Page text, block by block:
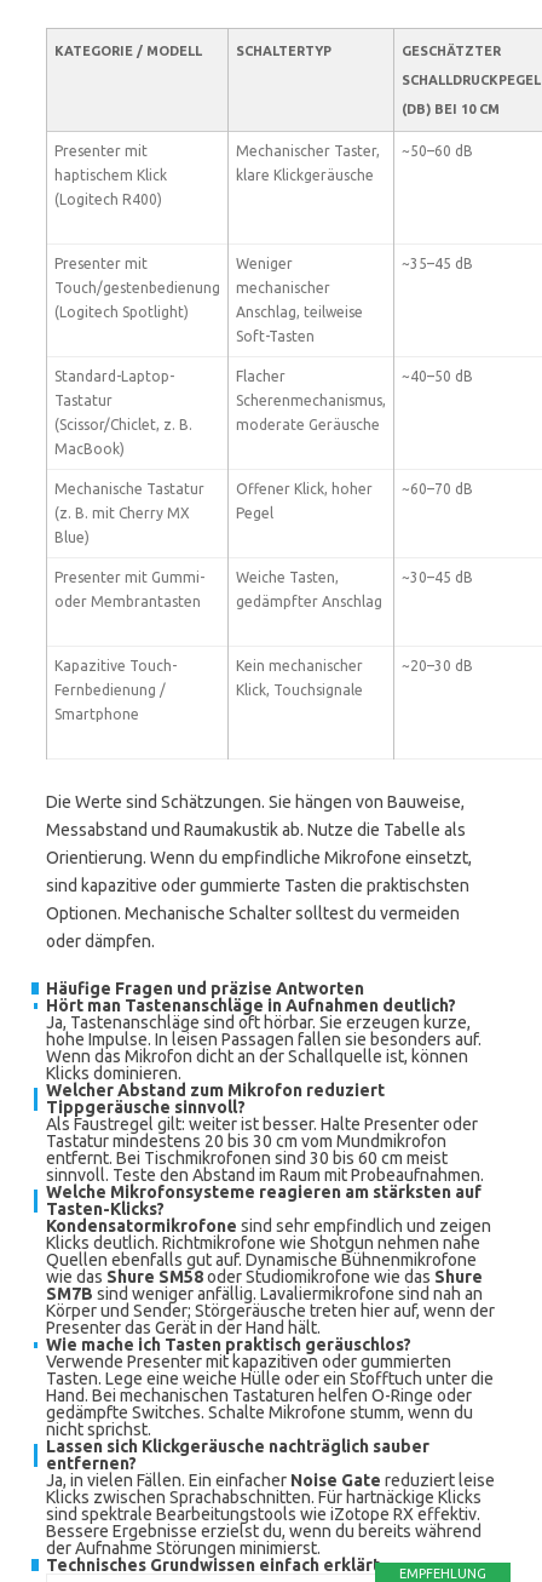
KATEGORIE / MODELL SCHALTERTYP
GESCHÄTZTER
SCHALLDRUCKPEGEL
(DB) BEI 10 CM
Presenter mit
haptischem Klick
(Logitech R400)
Mechanischer Taster,
klare Klickgeräusche
~50–60 dB
Presenter mit
Touch/gestenbedienung
(Logitech Spotlight)
Weniger
mechanischer
Anschlag, teilweise
Soft-Tasten
~35–45 dB
Standard-Laptop-
Tastatur
(Scissor/Chiclet, z. B.
MacBook)
Flacher
Scherenmechanismus,
moderate Geräusche
~40–50 dB
Mechanische Tastatur
(z. B. mit Cherry MX
Blue)
Offener Klick, hoher
Pegel
~60–70 dB
Presenter mit Gummi-
oder Membrantasten
Weiche Tasten,
gedämpfter Anschlag
~30–45 dB
Kapazitive Touch-
Fernbedienung /
Smartphone
Kein mechanischer
Klick, Touchsignale
~20–30 dB
Die Werte sind Schätzungen. Sie hängen von Bauweise,
Messabstand und Raumakustik ab. Nutze die Tabelle als
Orientierung. Wenn du empfindliche Mikrofone einsetzt,
sind kapazitive oder gummierte Tasten die praktischsten
Optionen. Mechanische Schalter solltest du vermeiden
oder dämpfen.
Häufige Fragen und präzise Antworten
Hört man Tastenanschläge in Aufnahmen deutlich?
Ja, Tastenanschläge sind oft hörbar. Sie erzeugen kurze,
hohe Impulse. In leisen Passagen fallen sie besonders auf.
Wenn das Mikrofon dicht an der Schallquelle ist, können
Klicks dominieren.
Welcher Abstand zum Mikrofon reduziert
Tippgeräusche sinnvoll?
Als Faustregel gilt: weiter ist besser. Halte Presenter oder
Tastatur mindestens 20 bis 30 cm vom Mundmikrofon
entfernt. Bei Tischmikrofonen sind 30 bis 60 cm meist
sinnvoll. Teste den Abstand im Raum mit Probeaufnahmen.
Welche Mikrofonsysteme reagieren am stärksten auf
Tasten-Klicks?
Kondensatormikrofone sind sehr empfindlich und zeigen
Klicks deutlich. Richtmikrofone wie Shotgun nehmen nahe
Quellen ebenfalls gut auf. Dynamische Bühnenmikrofone
wie das Shure SM58oder Studiomikrofone wie das Shure
SM7B sind weniger anfällig. Lavaliermikrofone sind nah an
Körper und Sender; Störgeräusche treten hier auf, wenn der
Presenter das Gerät in der Hand hält.
Wie mache ich Tasten praktisch geräuschlos?
Verwende Presenter mit kapazitiven oder gummierten
Tasten. Lege eine weiche Hülle oder ein Stofftuch unter die
Hand. Bei mechanischen Tastaturen helfen O-Ringe oder
gedämpfte Switches. Schalte Mikrofone stumm, wenn du
nicht sprichst.
Lassen sich Klickgeräusche nachträglich sauber
entfernen?
Ja, in vielen Fällen. Ein einfacher Noise Gate reduziert leise
Klicks zwischen Sprachabschnitten. Für hartnäckige Klicks
sind spektrale Bearbeitungstools wie iZotope RX effektiv.
Bessere Ergebnisse erzielst du, wenn du bereits während
der Aufnahme Störungen minimierst.
Technisches Grundwissen einfach erklärt
EMPFEHLUNG